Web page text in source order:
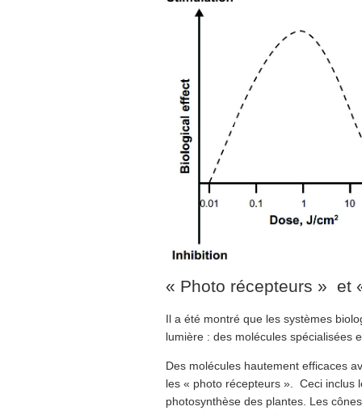
« Photo récepteurs » et
Il a été montré que les systèmes
lumière : des molécules spécialisées
Des molécules hautement efficaces
les « photo récepteurs ». Ceci inclus
photosynthèse des plantes. Les